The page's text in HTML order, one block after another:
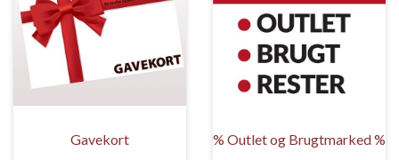
Gavekort % Outlet og Brugtmarked %